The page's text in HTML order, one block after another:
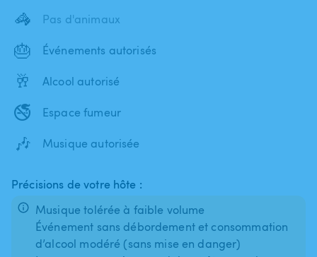
🦓 Pas d'animaux
🎂 Événements autorisés
🥂 Alcool autorisé
🚭 Espace fumeur
🎶 Musique autorisée
Précisions de votre hôte :
Musique tolérée à faible volume
Événement sans débordement et consommation
d’alcool modéré (sans mise en danger)